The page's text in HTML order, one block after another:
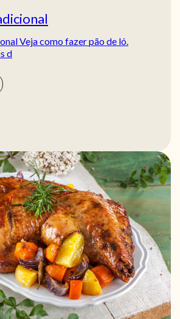
Veja como fazer pão de ló.
d